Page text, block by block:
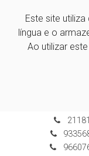
Este site
língua e o
Ao utilizar